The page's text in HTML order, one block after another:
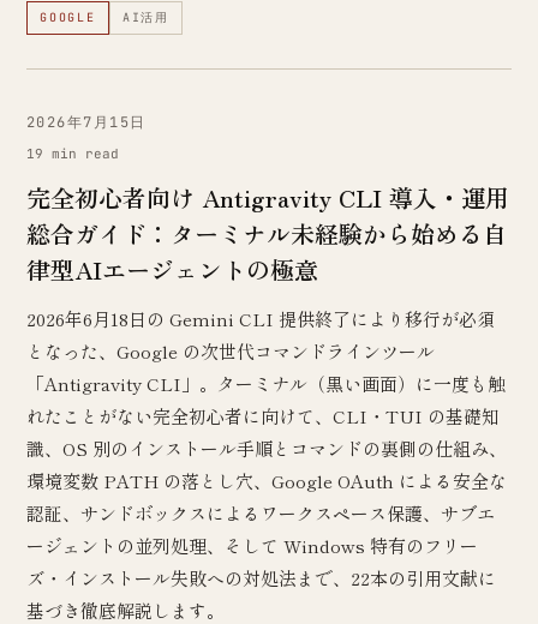
GOOGLE AI活用
2026年7月15日
19 min read
完全初心者向け Antigravity CLI 導入・運用
総合ガイド：ターミナル未経験から始める自
律型AIエージェントの極意
2026年6月18日の Gemini CLI 提供終了により移行が必須
となった、Google の次世代コマンドラインツール
「Antigravity CLI」。ターミナル（黒い画面）に一度も触
れたことがない完全初心者に向けて、CLI・TUI の基礎知
識、OS 別のインストール手順とコマンドの裏側の仕組み、
環境変数 PATH の落とし穴、Google OAuth による安全な
認証、サンドボックスによるワークスペース保護、サブエ
ージェントの並列処理、そして Windows 特有のフリー
ズ・インストール失敗への対処法まで、22本の引用文献に
基づき徹底解説します。